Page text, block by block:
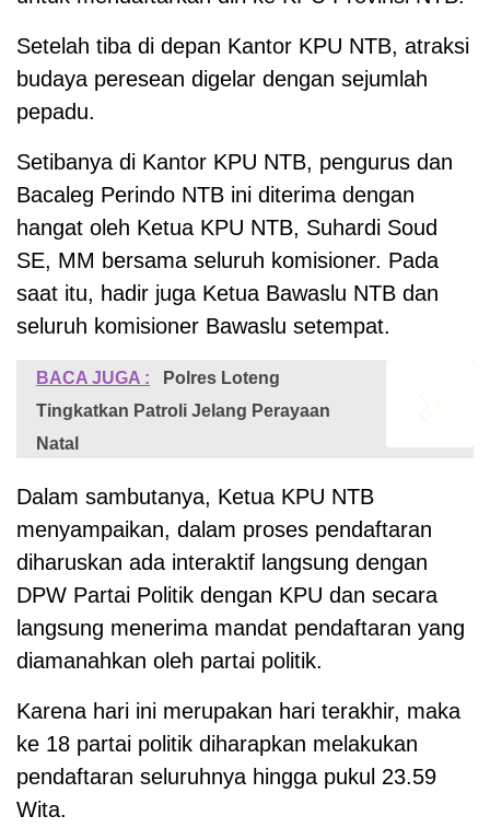
Setelah tiba di depan Kantor KPU NTB, atraksi
budaya peresean digelar dengan sejumlah
pepadu.
Setibanya di Kantor KPU NTB, pengurus dan
Bacaleg Perindo NTB ini diterima dengan
hangat oleh Ketua KPU NTB, Suhardi Soud
SE, MM bersama seluruh komisioner. Pada
saat itu, hadir juga Ketua Bawaslu NTB dan
seluruh komisioner Bawaslu setempat.
BACA JUGA :
Polres Loteng
Tingkatkan Patroli Jelang Perayaan
Natal
Dalam sambutanya, Ketua KPU NTB
menyampaikan, dalam proses pendaftaran
diharuskan ada interaktif langsung dengan
DPW Partai Politik dengan KPU dan secara
langsung menerima mandat pendaftaran yang
diamanahkan oleh partai politik.
Karena hari ini merupakan hari terakhir, maka
ke 18 partai politik diharapkan melakukan
pendaftaran seluruhnya hingga pukul 23.59
Wita.